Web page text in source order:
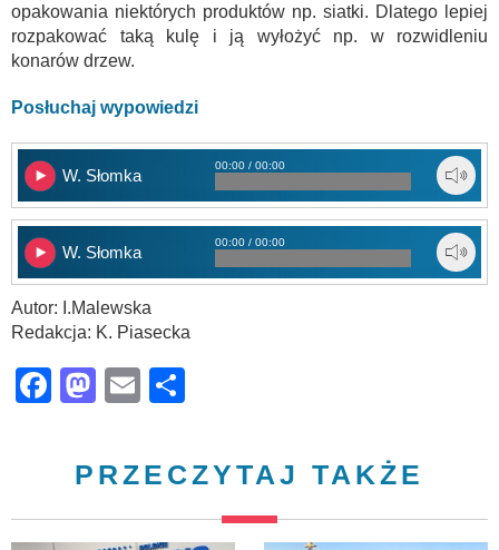
opakowania niektórych produktów np. siatki. Dlatego lepiej
rozpakować taką kulę i ją wyłożyć np. w rozwidleniu
konarów drzew.
Posłuchaj wypowiedzi
W. Słomka
00:00 / 00:00
W. Słomka
00:00 / 00:00
Autor: I.Malewska
Redakcja: K. Piasecka
Facebook
Mastodon
Email
PRZECZYTAJ TAKŻE